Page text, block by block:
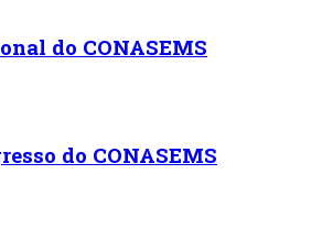
do CONASEMS
do CONASEMS